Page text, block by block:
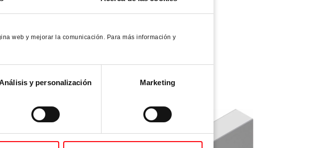
web y mejorar la comunicación. Para más información y
y personalización Marketing
imágenes en